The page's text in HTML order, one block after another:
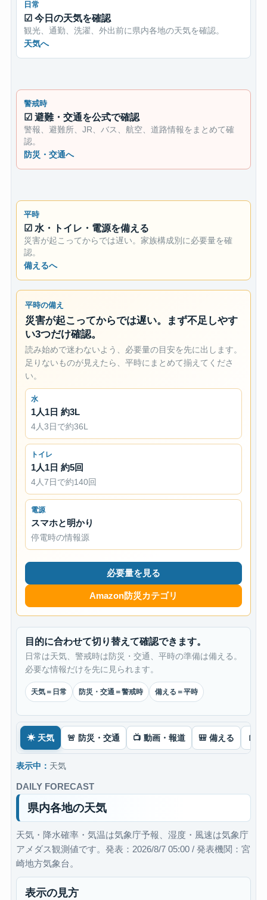
日常
今日の天気を確認
観光、通勤、洗濯、外出前に県内各地の天気を確認。
天気へ
警戒時
避難・交通を公式で確認
警報、避難所、JR、バス、航空、道路情報をまとめて確
認。
防災・交通へ
平時
水・トイレ・電源を備える
災害が起こってからでは遅い。家族構成別に必要量を確
認。
備えるへ
平時の備え
災害が起こってからでは遅い。まず不足しやす
い3つだけ確認。
読み始めで迷わないよう、必要量の目安を先に出します。
足りないものが見えたら、平時にまとめて揃えてくださ
い。
水
1人1日 約3L
4人3日で約36L
トイレ
1人1日 約5回
4人7日で約140回
電源
スマホと明かり
停電時の情報源
必要量を見る
Amazon防災カテゴリ
目的に合わせて切り替えて確認できます。
日常は天気、警戒時は防災・交通、平時の準備は備える。
必要な情報だけを先に見られます。
天気＝日常 防災・交通＝警戒時 備える＝平時
☀ 天気 🚨 防災・交通 📺 動画・報道 🎒 備える 📄
表示中： 天気
DAILY FORECAST
県内各地の天気
天気・降水確率・気温は気象庁予報、湿度・風速は気象庁
アメダス観測値です。発表：2026/8/7 05:00 / 発表機関：宮
崎地方気象台。
表示の見方